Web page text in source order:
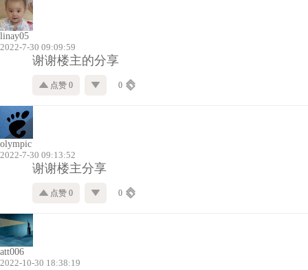
linay05
2022-7-30 09:09:59
谢谢楼主的分享
点赞 0 0
olympic
2022-7-30 09:13:52
谢谢楼主分享
点赞 0 0
att006
2022-10-30 18:38:19